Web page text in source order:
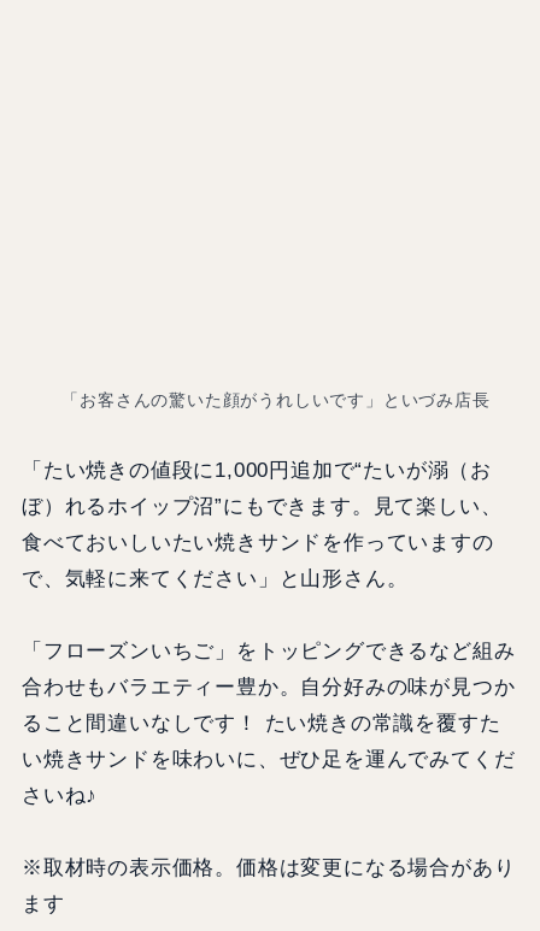
「お客さんの驚いた顔がうれしいです」といづみ店長
「たい焼きの値段に1,000円追加で“たいが溺（お
ぼ）れるホイップ沼”にもできます。見て楽しい、
食べておいしいたい焼きサンドを作っていますの
で、気軽に来てください」と山形さん。
「フローズンいちご」をトッピングできるなど組み
合わせもバラエティー豊か。自分好みの味が見つか
ること間違いなしです！ たい焼きの常識を覆すた
い焼きサンドを味わいに、ぜひ足を運んでみてくだ
さいね♪
※取材時の表示価格。価格は変更になる場合があり
ます